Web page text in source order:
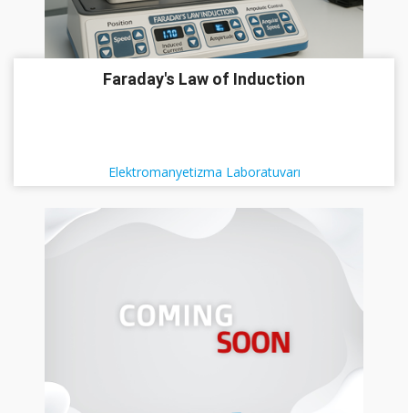
Faraday's Law of Induction
Elektromanyetizma Laboratuvarı